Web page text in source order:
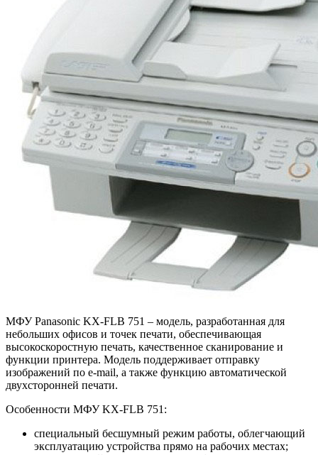
МФУ Panasonic KX-FLB 751 – модель, разработанная для
небольших офисов и точек печати, обеспечивающая
высокоскоростную печать, качественное сканирование и
функции принтера. Модель поддерживает отправку
изображений по e-mail, а также функцию автоматической
двухсторонней печати.
Особенности МФУ KX-FLB 751:
специальный бесшумный режим работы, облегчающий
эксплуатацию устройства прямо на рабочих местах;